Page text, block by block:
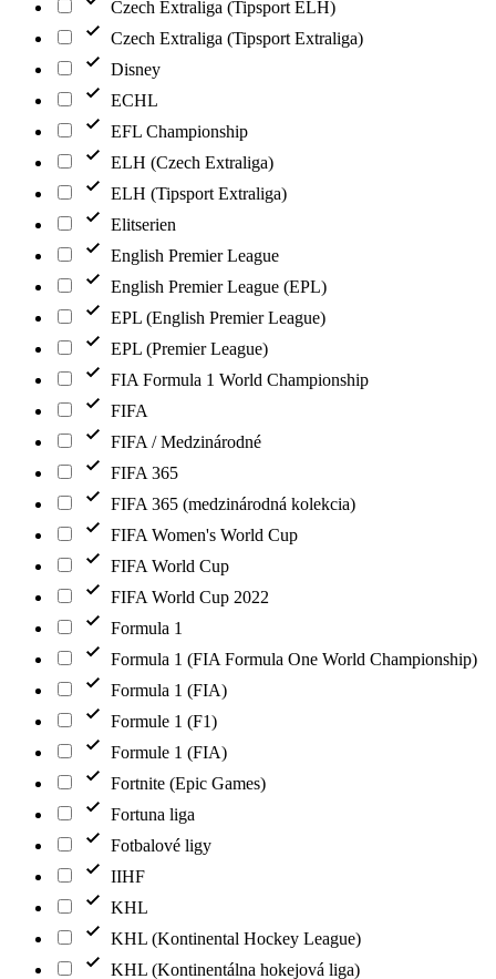
Czech Extraliga (Tipsport ELH)
Czech Extraliga (Tipsport Extraliga)
Disney
ECHL
EFL Championship
ELH (Czech Extraliga)
ELH (Tipsport Extraliga)
Elitserien
English Premier League
English Premier League (EPL)
EPL (English Premier League)
EPL (Premier League)
FIA Formula 1 World Championship
FIFA
FIFA / Medzinárodné
FIFA 365
FIFA 365 (medzinárodná kolekcia)
FIFA Women's World Cup
FIFA World Cup
FIFA World Cup 2022
Formula 1
Formula 1 (FIA Formula One World Championship)
Formula 1 (FIA)
Formule 1 (F1)
Formule 1 (FIA)
Fortnite (Epic Games)
Fortuna liga
Fotbalové ligy
IIHF
KHL
KHL (Kontinental Hockey League)
KHL (Kontinentálna hokejová liga)